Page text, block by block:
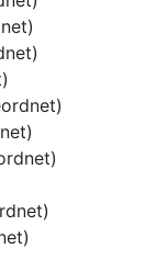
Aktie von €
die Jahre 2018
einem operativen
Mio., €
diese
an, in der
einem
wurde. Die
für das
von € 191 Mio.;